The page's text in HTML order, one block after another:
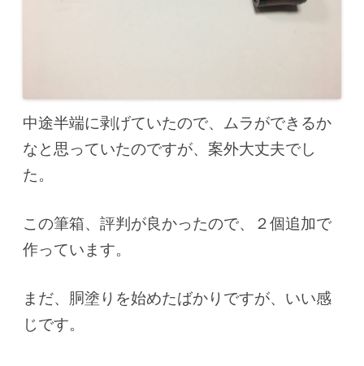
中途半端に剥げていたので、ムラができるか
なと思っていたのですが、案外大丈夫でし
た。
この筆箱、評判が良かったので、２個追加で
作っています。
まだ、胴塗りを始めたばかりですが、いい感
じです。